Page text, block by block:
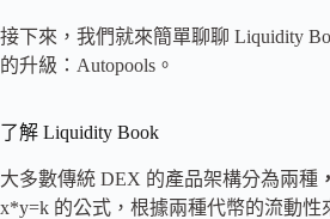
接下來，我們就來簡單聊聊 Liquidity
的升級：Autopools。
了解 Liquidity Book
大多數傳統 DEX 的產品架構分為兩種
x*y=k 的公式，根據兩種代幣的流動